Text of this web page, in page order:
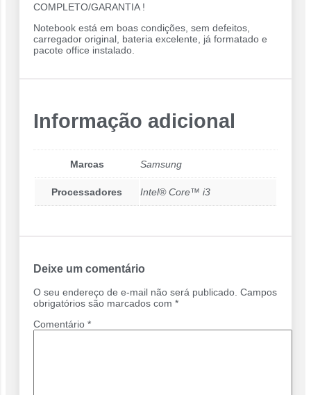
COMPLETO/GARANTIA !
Notebook está em boas condições, sem defeitos,
carregador original, bateria excelente, já formatado e
pacote office instalado.
Informação adicional
Marcas Samsung
Processadores Intel® Core™ i3
Deixe um comentário
O seu endereço de e-mail não será publicado. Campos
obrigatórios são marcados com *
Comentário *